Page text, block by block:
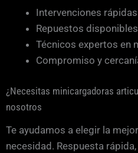
Intervenciones
Repuestos
Técnicos expertos en
Compromiso y
¿Necesitas minicargadoras
nosotros
Te ayudamos a elegir la
necesidad. Respuesta